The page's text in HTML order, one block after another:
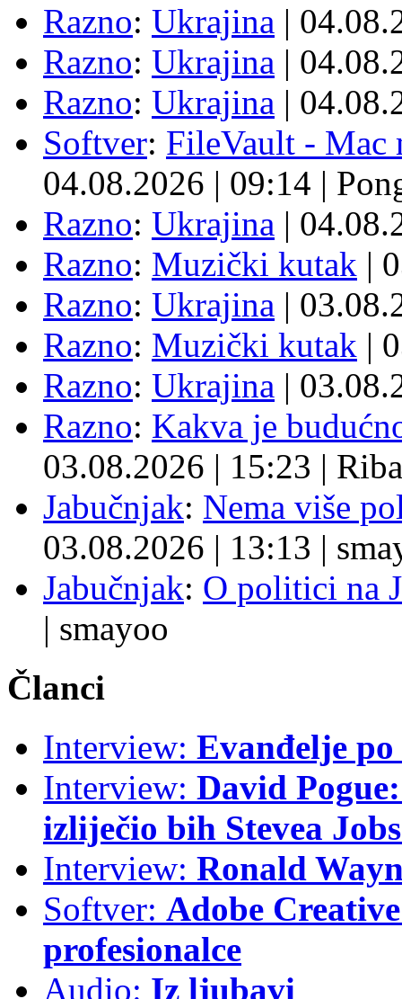
Razno: Ukrajina |
Razno: Ukrajina |
Razno: Ukrajina |
Softver: FileVault - Mac
04.08.2026 | 09:14 |
Razno: Ukrajina |
Razno: Muzički kutak |
Razno: Ukrajina |
Razno: Muzički kutak |
Razno: Ukrajina |
Razno: Kakva je
03.08.2026 | 15:23 | Riba
Jabučnjak: Nema više
03.08.2026 | 13:13 |
Jabučnjak: O politici na
| smayoo
Članci
Interview: Evanđelje
Interview: David
izliječio bih Stevea
Interview: Ronald
Softver: Adobe
profesionalce
Audio: Iz ljubavi